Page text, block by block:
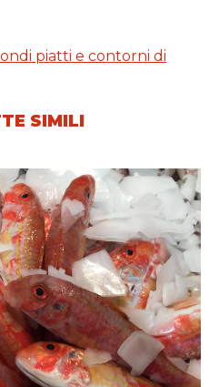
piatti e contorni di
SIMILI